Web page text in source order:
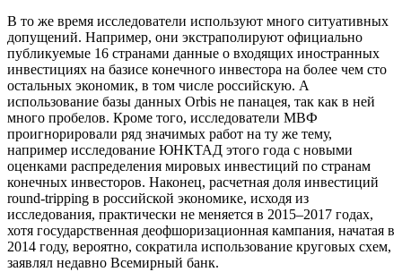
В то же время исследователи используют много ситуативных
допущений. Например, они экстраполируют официально
публикуемые 16 странами данные о входящих иностранных
инвестициях на базисе конечного инвестора на более чем сто
остальных экономик, в том числе российскую. А
использование базы данных Orbis не панацея, так как в ней
много пробелов. Кроме того, исследователи МВФ
проигнорировали ряд значимых работ на ту же тему,
например исследование ЮНКТАД этого года с новыми
оценками распределения мировых инвестиций по странам
конечных инвесторов. Наконец, расчетная доля инвестиций
round-tripping в российской экономике, исходя из
исследования, практически не меняется в 2015–2017 годах,
хотя государственная деофшоризационная кампания, начатая в
2014 году, вероятно, сократила использование круговых схем,
заявлял недавно Всемирный банк.